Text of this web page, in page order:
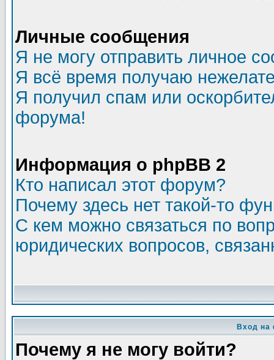
Личные сообщения
Я не могу отправить личное
Я всё время получаю
Я получил спам или
форума!
Информация о phpBB 2
Кто написал этот форум?
Почему здесь нет такой-то
С кем можно связаться по
юридических вопросов,
Вход на
Почему я не могу войти?